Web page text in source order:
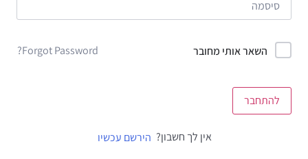
השאר אותי מחובר Forgot Password?
להתחבר
אין לך חשבון? הירשם עכשיו